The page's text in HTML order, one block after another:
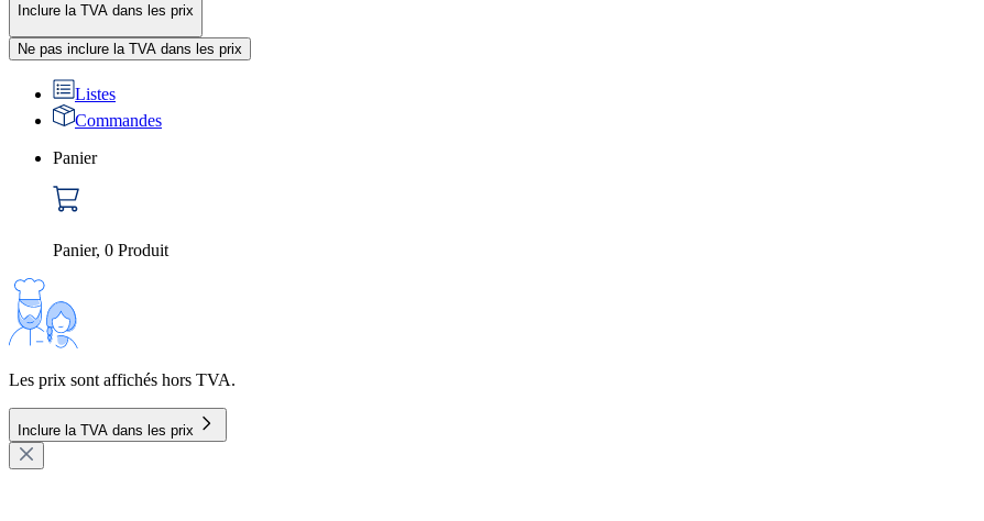
Inclure la TVA dans les prix
Ne pas inclure la TVA dans les prix
Listes
Commandes
Panier
Panier, 0 Produit
Les prix sont affichés hors TVA.
Inclure la TVA dans les prix